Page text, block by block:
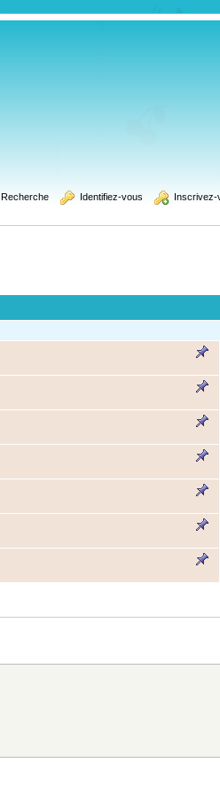
Recherche Identifiez-vous Inscrivez-